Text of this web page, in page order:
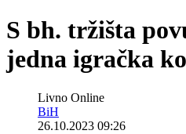
S bh. tržišta
jedna igračka
Livno Online
BiH
26.10.2023 09:26